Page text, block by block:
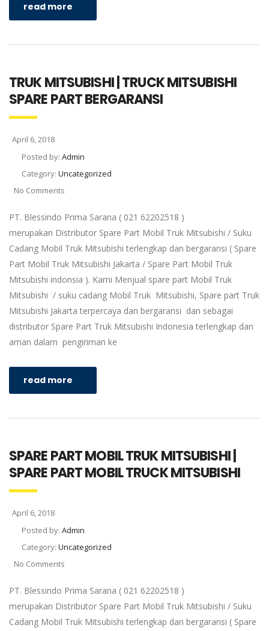
read more
TRUK MITSUBISHI | TRUCK MITSUBISHI
SPARE PART BERGARANSI
April 6, 2018
Posted by: Admin
Category: Uncategorized
No Comments
PT. Blessindo Prima Sarana ( 021 62202518 )
merupakan Distributor Spare Part Mobil Truk Mitsubishi / Suku
Cadang Mobil Truk Mitsubishi terlengkap dan bergaransi ( Spare
Part Mobil Truk Mitsubishi Jakarta / Spare Part Mobil Truk
Mitsubishi indonsia ). Kami Menjual spare part Mobil Truk
Mitsubishi / suku cadang Mobil Truk Mitsubishi, Spare part Truk
Mitsubishi Jakarta terpercaya dan bergaransi dan sebagai
distributor Spare Part Truk Mitsubishi Indonesia terlengkap dan
aman dalam pengiriman ke
read more
SPARE PART MOBIL TRUK MITSUBISHI |
SPARE PART MOBIL TRUCK MITSUBISHI
April 6, 2018
Posted by: Admin
Category: Uncategorized
No Comments
PT. Blessindo Prima Sarana ( 021 62202518 )
merupakan Distributor Spare Part Mobil Truk Mitsubishi / Suku
Cadang Mobil Truk Mitsubishi terlengkap dan bergaransi ( Spare